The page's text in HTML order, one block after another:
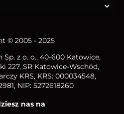
© 2005 - 2025
z o. o., 40-600 Katowice,
227, SR Katowice-Wschód,
KRS, KRS: 000034548,
NIP: 5272618260
nas na